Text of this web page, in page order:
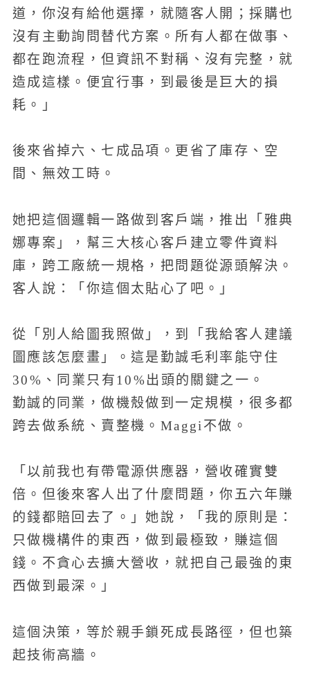
道，你沒有給他選擇，就隨客人開；採購也
沒有主動詢問替代方案。所有人都在做事、
都在跑流程，但資訊不對稱、沒有完整，就
造成這樣。便宜行事，到最後是巨大的損
耗。」
後來省掉六、七成品項。更省了庫存、空
間、無效工時。
她把這個邏輯一路做到客戶端，推出「雅典
娜專案」，幫三大核心客戶建立零件資料
庫，跨工廠統一規格，把問題從源頭解決。
客人說：「你這個太貼心了吧。」
從「別人給圖我照做」，到「我給客人建議
圖應該怎麼畫」。這是勤誠毛利率能守住
30%、同業只有10%出頭的關鍵之一。
勤誠的同業，做機殼做到一定規模，很多都
跨去做系統、賣整機。Maggi不做。
「以前我也有帶電源供應器，營收確實雙
倍。但後來客人出了什麼問題，你五六年賺
的錢都賠回去了。」她說，「我的原則是：
只做機構件的東西，做到最極致，賺這個
錢。不貪心去擴大營收，就把自己最強的東
西做到最深。」
這個決策，等於親手鎖死成長路徑，但也築
起技術高牆。